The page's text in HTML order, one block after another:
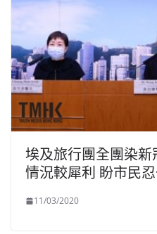
埃及旅行團全團染
情況較犀利 盼市民
11/03/2020